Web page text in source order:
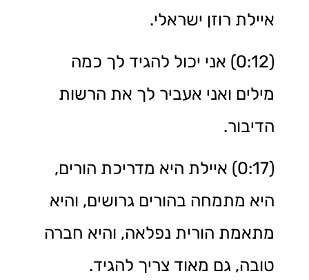
איילת רוזן ישראלי.
(0:12) אני יכול להגיד לך כמה
מילים ואני אעביר לך את הרשות
הדיבור.
(0:17) איילת היא מדריכת הורים,
היא מתמחה בהורים גרושים, והיא
מתאמת הורית נפלאה, והיא חברה
טובה, גם מאוד צריך להגיד.